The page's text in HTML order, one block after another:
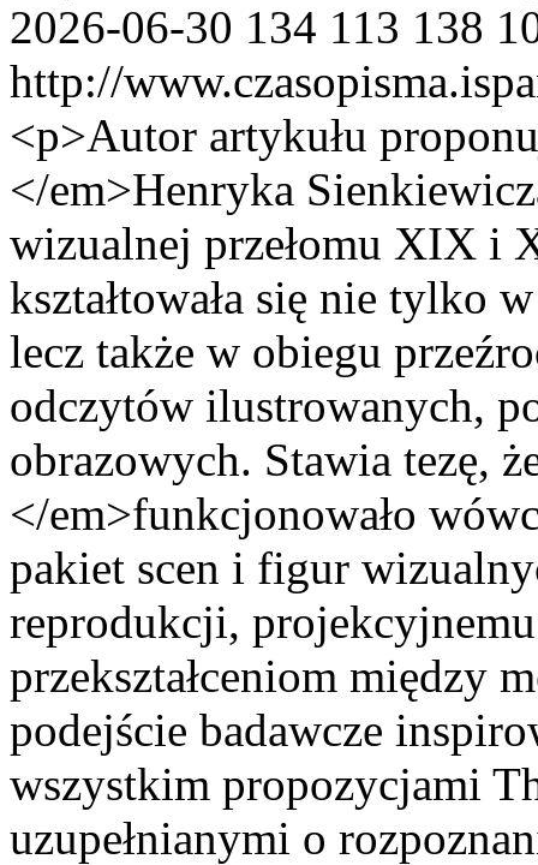
2026-06-30 134 113 138
http://
<p>Autor artykułu
</em>Henryka
wizualnej przełomu XIX i
kształtowała się nie tylko
lecz także w obiegu
odczytów ilustrowanych,
obrazowych. Stawia tezę,
</em>funkcjonowało
pakiet scen i figur
reprodukcji,
przekształceniom między
podejście badawcze
wszystkim propozycjami
uzupełnianymi o